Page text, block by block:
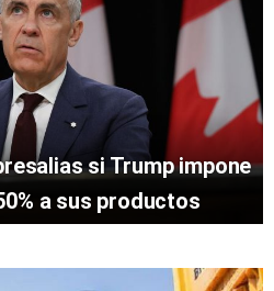
si Trump impone
a sus productos